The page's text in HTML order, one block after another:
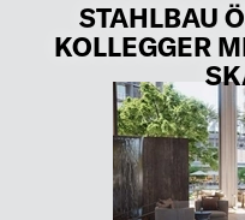
STAHLBAU
KOLLEGGER